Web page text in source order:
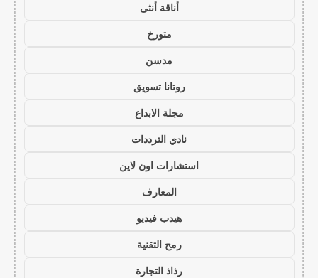
أناقة أنثى
متورخ
مدسن
روتانا تسويق
مجلة الابداع
نادي الترددات
استشارات اون لاين
المعارف
هيدب فيديو
رمح التقنية
رذاذ التجارة